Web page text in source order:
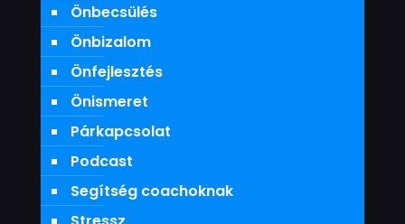
Önbecsülés
Önbizalom
Önfejlesztés
Önismeret
Párkapcsolat
Podcast
Segítség coachoknak